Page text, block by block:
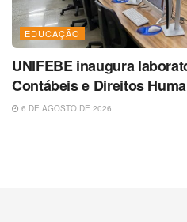
EDUCAÇÃO
UNIFEBE inaugura
Contábeis e Direitos
6 DE AGOSTO DE 2026